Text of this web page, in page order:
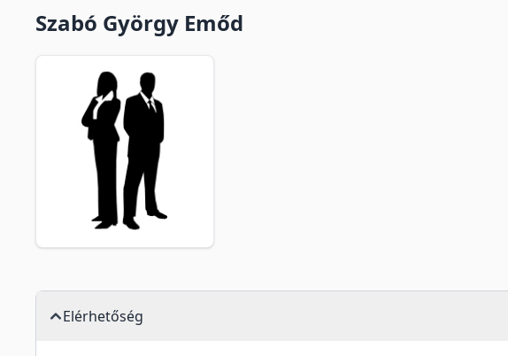
Szabó György Emőd
Elérhetőség